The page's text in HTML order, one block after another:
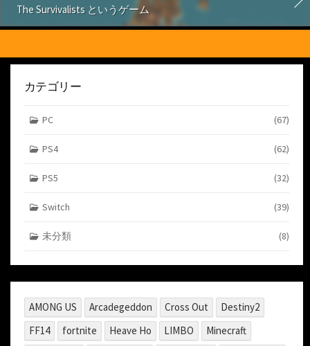
The Survivalists というゲーム
カテゴリー
PC (67)
PS4 (62)
PS5 (32)
Switch (39)
未分類 (8)
AMONG US Arcadegeddon Cross Out
Destiny2
FF14
fortnite Heave Ho LIMBO
Minecraft